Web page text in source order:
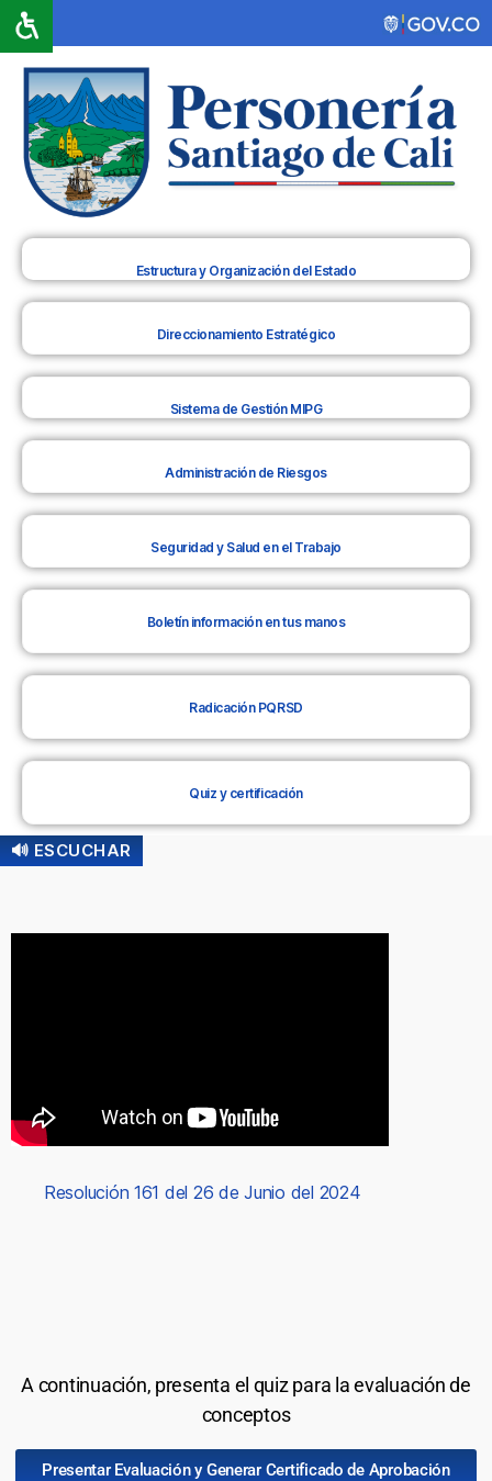
Estructura y Organización del Estado
Direccionamiento Estratégico
Sistema de Gestión MIPG
Administración de Riesgos
Seguridad y Salud en el Trabajo
Boletín información en tus manos
Radicación PQRSD
Quiz y certificación
🔊 ESCUCHAR
Resolución 161 del 26 de Junio del 2024
A continuación, presenta el quiz para la evaluación de
conceptos
Presentar Evaluación y Generar Certificado de Aprobación